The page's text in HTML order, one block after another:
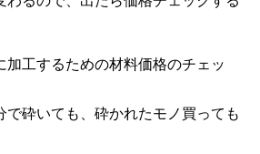
加工するための材料価格のチェッ
で砕いても、砕かれたモノ買っても